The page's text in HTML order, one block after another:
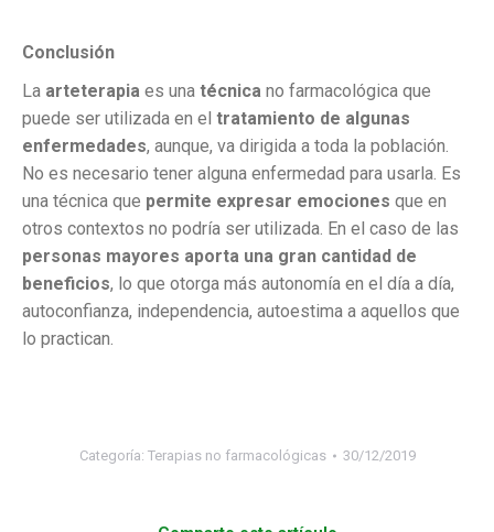
Conclusión
La arteterapia es una técnica no farmacológica que
puede ser utilizada en el tratamiento de algunas
enfermedades, aunque, va dirigida a toda la población.
No es necesario tener alguna enfermedad para usarla. Es
una técnica que permite expresar emociones que en
otros contextos no podría ser utilizada. En el caso de las
personas mayores aporta una gran cantidad de
beneficios, lo que otorga más autonomía en el día a día,
autoconfianza, independencia, autoestima a aquellos que
lo practican.
Categoría: Terapias no farmacológicas 30/12/2019